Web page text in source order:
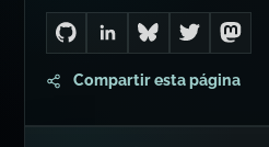
Go to Dan's GitHub
Connect with me
Follow me
Follow
Compartir esta página